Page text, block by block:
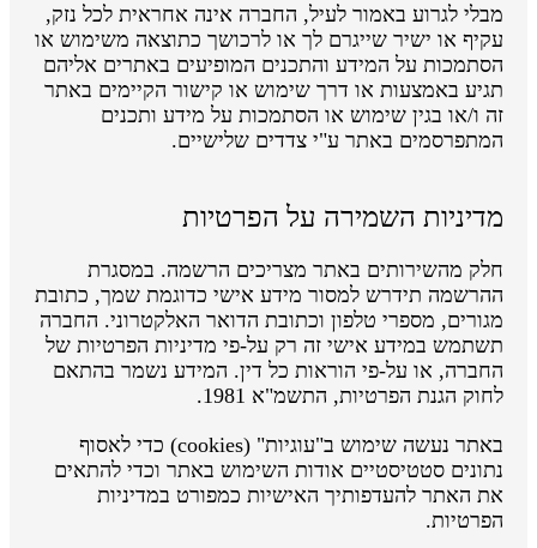
מבלי לגרוע באמור לעיל, החברה אינה אחראית לכל נזק,
עקיף או ישיר שייגרם לך או לרכושך כתוצאה משימוש או
הסתמכות על המידע והתכנים המופיעים באתרים אליהם
תגיע באמצעות או דרך שימוש או קישור הקיימים באתר
זה ו/או בגין שימוש או הסתמכות על מידע ותכנים
המתפרסמים באתר ע"י צדדים שלישיים.
מדיניות השמירה על הפרטיות
חלק מהשירותים באתר מצריכים הרשמה. במסגרת
ההרשמה תידרש למסור מידע אישי כדוגמת שמך, כתובת
מגורים, מספרי טלפון וכתובת הדואר האלקטרוני. החברה
תשתמש במידע אישי זה רק על-פי מדיניות הפרטיות של
החברה, או על-פי הוראות כל דין. המידע נשמר בהתאם
לחוק הגנת הפרטיות, התשמ"א 1981.
באתר נעשה שימוש ב"עוגיות" (cookies) כדי לאסוף
נתונים סטטיסטיים אודות השימוש באתר וכדי להתאים
את האתר להעדפותיך האישיות כמפורט במדיניות
הפרטיות.